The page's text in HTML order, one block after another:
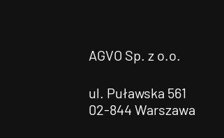
AGVO Sp. z o.o.
ul. Puławska 561
02-844 Warszawa